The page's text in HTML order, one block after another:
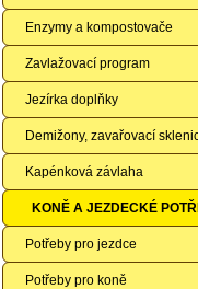
Enzymy a kompostovače
Zavlažovací program
Jezírka doplňky
Demižony, zavařovací
Kapénková závlaha
KONĚ A JEZDECKÉ
Potřeby pro jezdce
Potřeby pro koně